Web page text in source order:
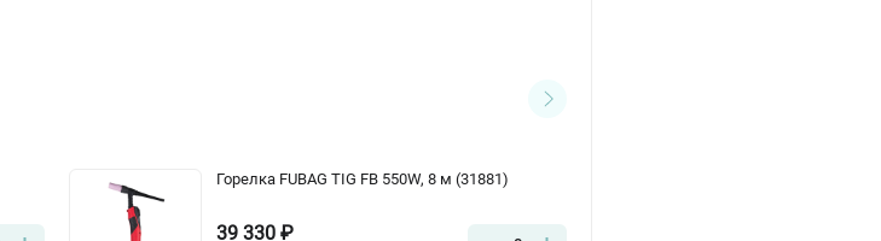
Горелка FUBAG TIG FB 550W, 8 м (31881)
39 330 ₽